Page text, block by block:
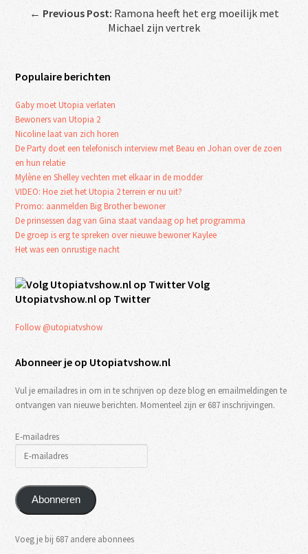
← Previous Post: Ramona heeft het erg moeilijk met
Michael zijn vertrek
Populaire berichten
Gaby moet Utopia verlaten
Bewoners van Utopia 2
Nicoline laat van zich horen
De Party doet een telefonisch interview met Beau en Johan over de zoen
en hun relatie
Mylène en Shelley vechten met elkaar in de modder
VIDEO: Hoe ziet het Utopia 2 terrein er nu uit?
Promo: aanmelden Big Brother bewoner
De prinsessen dag van Gina staat vandaag op het programma
De groep is erg te spreken over nieuwe bewoner Kaylee
Het was een onrustige nacht
Volg
Utopiatvshow.nl op Twitter
Follow @utopiatvshow
Abonneer je op Utopiatvshow.nl
Vul je emailadres in om in te schrijven op deze blog en emailmeldingen te
ontvangen van nieuwe berichten. Momenteel zijn er 687 inschrijvingen.
E-mailadres
Abonneren
Voeg je bij 687 andere abonnees